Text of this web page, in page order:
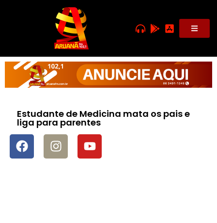
Estudante de Medicina mata os pais e
liga para parentes